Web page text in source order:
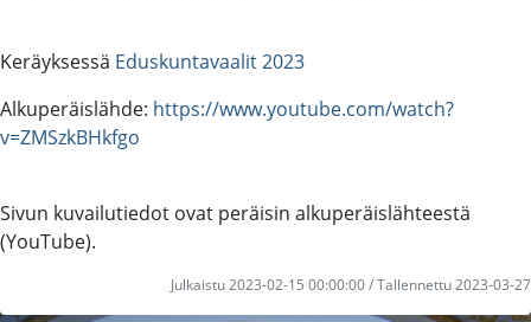
Keräyksessä Eduskuntavaalit 2023
Alkuperäislähde: https://www.youtube.com/watch?
v=ZMSzkBHkfgo
Sivun kuvailutiedot ovat peräisin alkuperäislähteestä
(YouTube).
Julkaistu 2023-02-15 00:00:00 / Tallennettu 2023-03-27